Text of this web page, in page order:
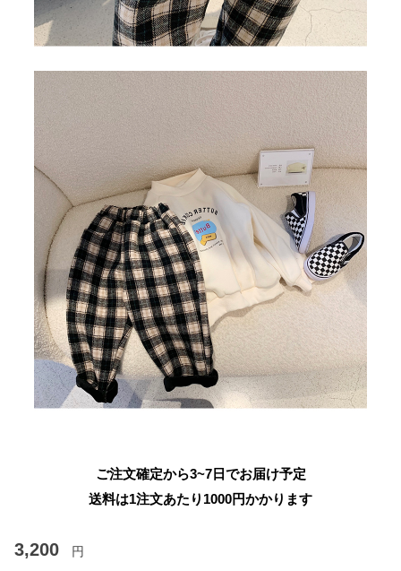
ご注文確定から3~7日でお届け予定
送料は1注文あたり 1000円かかります
3,200 円